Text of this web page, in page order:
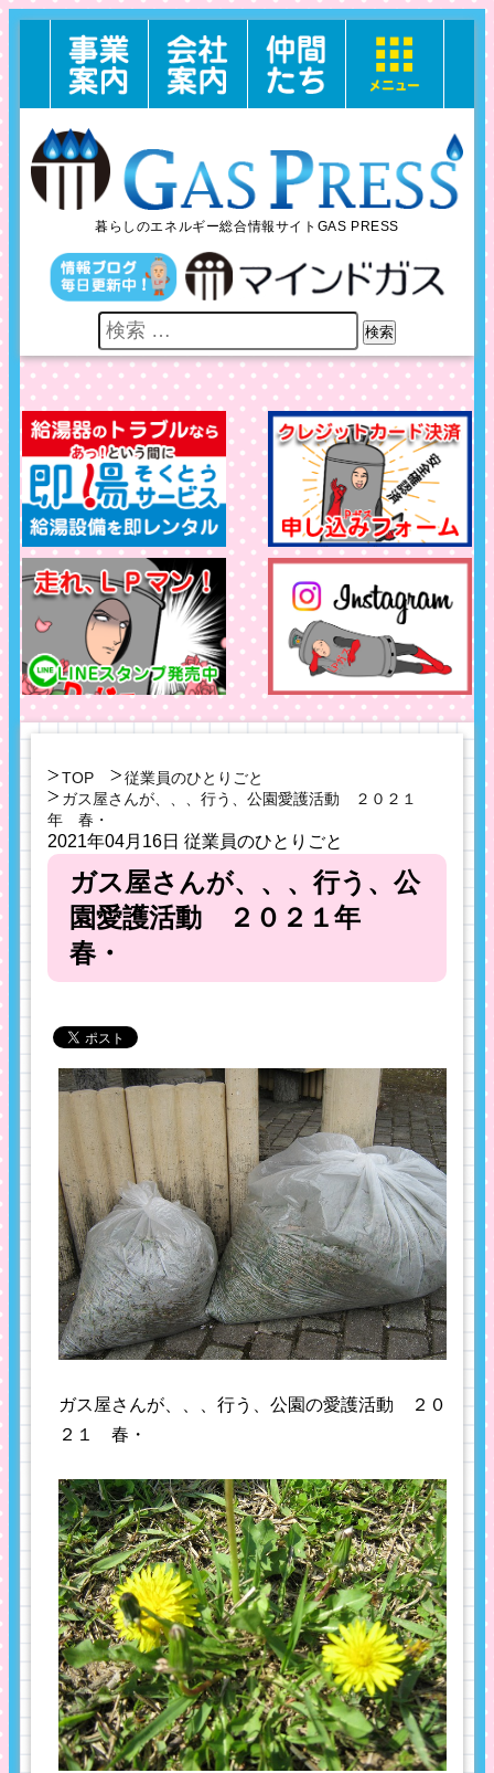
暮らしのエネルギー総合情報サイトGAS PRESS
検索
TOP
従業員のひとりごと
ガス屋さんが、、、行う、公園愛護活動 ２０２１
年 春・
2021年04月16日 従業員のひとりごと
ガス屋さんが、、、行う、公
園愛護活動 ２０２１年
春・
ガス屋さんが、、、行う、公園の愛護活動 ２０
２１ 春・